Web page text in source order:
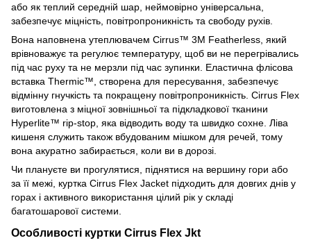
або як теплий середній шар, неймовірно універсальна,
забезпечує міцність, повітропроникність та свободу рухів.
Вона наповнена утеплювачем Cirrus™ 3M Featherless, який
врівноважує та регулює температуру, щоб ви не перегрівались
під час руху та не мерзли під час зупинки. Еластична флісова
вставка Thermic™, створена для пересування, забезпечує
відмінну гнучкість та покращену повітропроникність. Cirrus Flex
виготовлена з міцної зовнішньої та підкладкової тканини
Hyperlite™ rip-stop, яка відводить воду та швидко сохне. Ліва
кишеня служить також вбудованим мішком для речей, тому
вона акуратно забирається, коли ви в дорозі.
Чи плануєте ви прогулятися, піднятися на вершину гори або
за її межі, куртка Cirrus Flex Jacket підходить для довгих днів у
горах і активного використання цілий рік у складі
багатошарової системи.
Особливості куртки Cirrus Flex Jkt